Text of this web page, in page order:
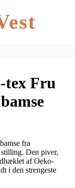
tex Fru
fra
Den piver,
af Oeko-
i den strengeste